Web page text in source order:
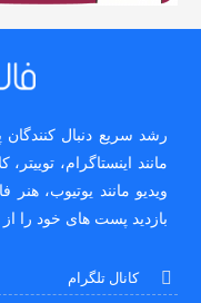
رشد سریع دنبال
مانند اینستاگرام،
ویدیو مانند یوتیوب،
بازدید پست های خود را
کانال تلگرام